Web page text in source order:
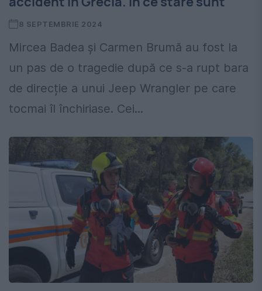
8 SEPTEMBRIE 2024
Mircea Badea și Carmen Brumă au fost la
un pas de o tragedie după ce s-a rupt bara
de direcție a unui Jeep Wrangler pe care
tocmai îl închiriase. Cei...